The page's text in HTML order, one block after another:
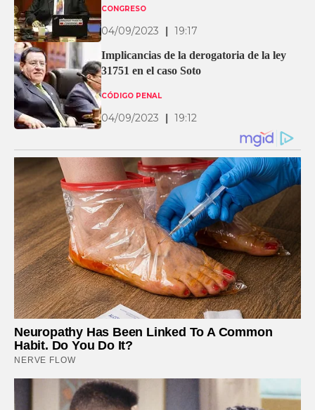
CONGRESO
04/09/2023
| 19:17
Implicancias de la derogatoria de la ley
31751 en el caso Soto
CÓDIGO PENAL
04/09/2023
| 19:12
Neuropathy Has Been Linked To A Common
Habit. Do You Do It?
NERVE FLOW